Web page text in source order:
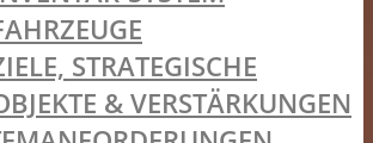
STRATEGISCHE
& VERSTÄRKUNGEN